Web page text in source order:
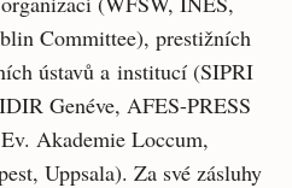
Committee), prestižních
ústavů a institucí (SIPRI
Genéve, AFES-PRESS
Akademie Loccum,
Uppsala). Za své zásluhy